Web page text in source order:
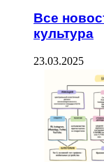
Все
культура
23.03.2025